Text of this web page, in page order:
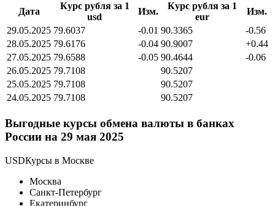
Дата
Курс рубля за 1
usd
Изм.
Курс рубля за 1
eur
Изм.
29.05.2025 79.6037 -0.01 90.3365
-0.56
28.05.2025 79.6176 -0.04 90.9007
+0.44
27.05.2025 79.6588 -0.05 90.4644
-0.06
26.05.2025 79.7108
90.5207
25.05.2025 79.7108
90.5207
24.05.2025 79.7108 90.5207
Выгодные курсы обмена валюты в банках
России на 29 мая 2025
USDКурсы в Москве
Москва
Санкт-Петербург
Екатеринбург